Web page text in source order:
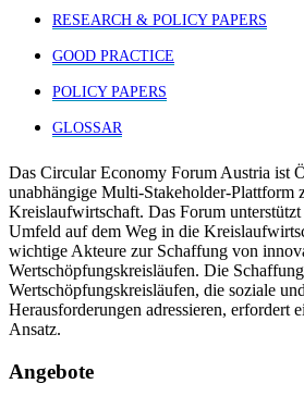
RESEARCH & POLICY PAPERS
GOOD PRACTICE
POLICY PAPERS
GLOSSAR
Das Circular Economy Forum Austria ist
unabhängige Multi-Stakeholder-Plattform
Kreislaufwirtschaft. Das Forum
Umfeld auf dem Weg in die
wichtige Akteure zur Schaffung von
Wertschöpfungskreisläufen. Die
Wertschöpfungskreisläufen, die soziale
Herausforderungen adressieren, erfordert
Ansatz.
Angebote